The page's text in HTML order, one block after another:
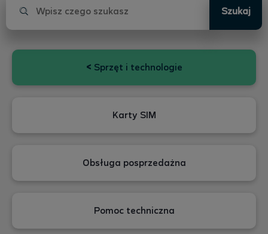
Szukaj
< Sprzęt i technologie
Karty SIM
Obsługa posprzedażna
Pomoc techniczna